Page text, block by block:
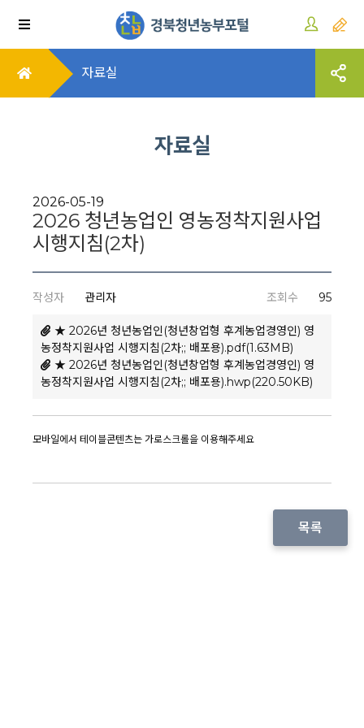
자료실
자료실
2026-05-19
2026 청년농업인 영농정착지원사업
시행지침(2차)
작성자 관리자 조회수 95
★ 2026년 청년농업인(청년창업형 후계농업경영인) 영
농정착지원사업 시행지침(2차;; 배포용).pdf(1.63MB)
★ 2026년 청년농업인(청년창업형 후계농업경영인) 영
농정착지원사업 시행지침(2차;; 배포용).hwp(220.50KB)
목록